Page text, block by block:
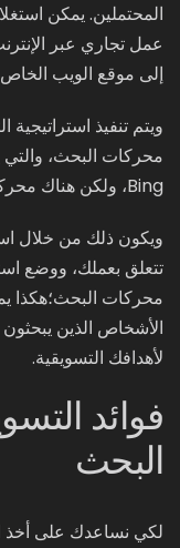
المحتملين. يمكن
عمل تجاري عبر
إلى موقع الويب الخاص
ويتم تنفيذ
Bing، ولكن هناك محركات بحث أخرى يمكن استخدامها أيضًا
ويكون ذلك من خلال
تتعلق بعملك، ووضع
محركات البحث؛هكذا
الأشخاص الذين
لأهدافك التسويقية.
فوائد
البحث
لكي نساعدك على أخذ